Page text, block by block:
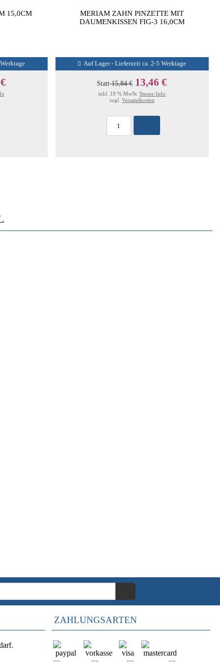
15,0CM
MERIAM ZAHN PINZETTE MIT
DAUMENKISSEN FIG-3 16,0CM
Auf Lager - Lieferzeit ca. 2-5 Werktage
Statt15,84 € 13,46 €
inkl. 19 % MwSt.Steuer-Info
zzgl. Versandkosten
ZAHLUNGSARTEN